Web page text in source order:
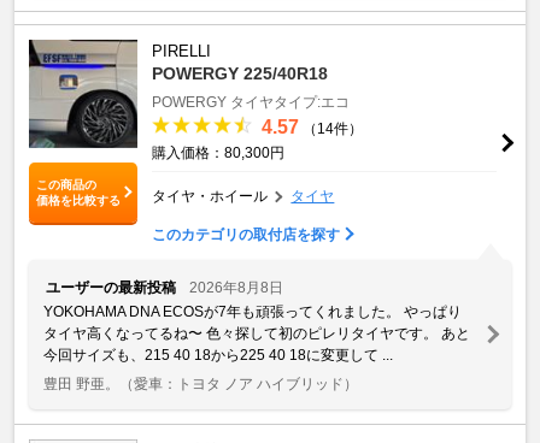
この商品の
価格を比較する
PIRELLI
POWERGY 225/40R18
POWERGY タイヤタイプ:エコ
4.57
（14件）
購入価格：80,300円
タイヤ・ホイール タイヤ
このカテゴリの取付店を探す
ユーザーの最新投稿
2026年8月8日
YOKOHAMA DNA ECOSが7年も頑張ってくれました。 やっぱり
タイヤ高くなってるね〜 色々探して初のピレリタイヤです。 あと
今回サイズも、215 40 18から225 40 18に変更して ...
豊田 野亜。
（愛車：トヨタ ノア ハイブリッド）